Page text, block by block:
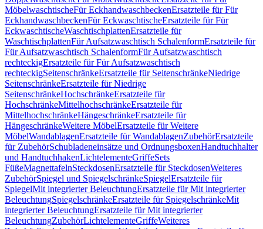
MöbelwaschtischeFür EckhandwaschbeckenErsatzteile für Für
EckhandwaschbeckenFür EckwaschtischeErsatzteile für Für
EckwaschtischeWaschtischplattenErsatzteile für
WaschtischplattenFür Aufsatzwaschtisch SchalenformErsatzteile für
Für Aufsatzwaschtisch SchalenformFür Aufsatzwaschtisch
rechteckigErsatzteile für Für Aufsatzwaschtisch
rechteckigSeitenschränkeErsatzteile für SeitenschränkeNiedrige
SeitenschränkeErsatzteile für Niedrige
SeitenschränkeHochschränkeErsatzteile für
HochschränkeMittelhochschränkeErsatzteile für
MittelhochschränkeHängeschränkeErsatzteile für
HängeschränkeWeitere MöbelErsatzteile für Weitere
MöbelWandablagenErsatzteile für WandablagenZubehörErsatzteile
für ZubehörSchubladeneinsätze und OrdnungsboxenHandtuchhalter
und HandtuchhakenLichtelementeGriffeSets
FüßeMagnettafelnSteckdosenErsatzteile für SteckdosenWeiteres
ZubehörSpiegel und SpiegelschränkeSpiegelErsatzteile für
SpiegelMit integrierter BeleuchtungErsatzteile für Mit integrierter
BeleuchtungSpiegelschränkeErsatzteile für SpiegelschränkeMit
integrierter BeleuchtungErsatzteile für Mit integrierter
BeleuchtungZubehörLichtelementeGriffeWeiteres